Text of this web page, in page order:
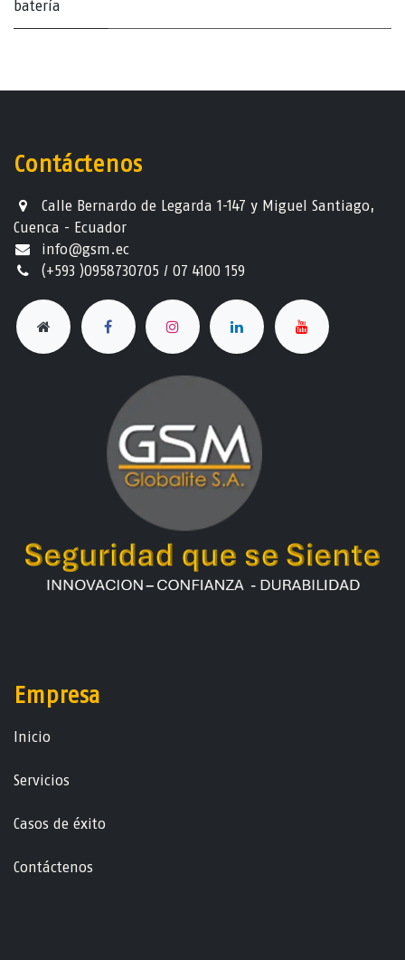
batería
Contáctenos
Calle Bernardo de Legarda 1-147 y Miguel Santiago,
Cuenca - Ecuador
info@gsm.ec​
(+593 )0958730705 / 07 4100 159
Empresa
Ini​ci​o
Servicios
Casos de éxito
Contáctenos